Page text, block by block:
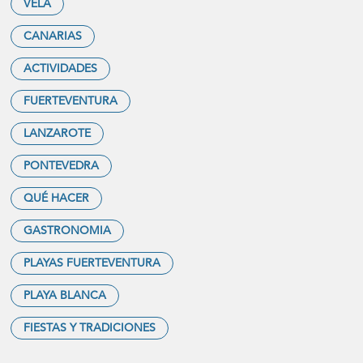
VELA
CANARIAS
ACTIVIDADES
FUERTEVENTURA
LANZAROTE
PONTEVEDRA
QUÉ HACER
GASTRONOMIA
PLAYAS FUERTEVENTURA
PLAYA BLANCA
FIESTAS Y TRADICIONES